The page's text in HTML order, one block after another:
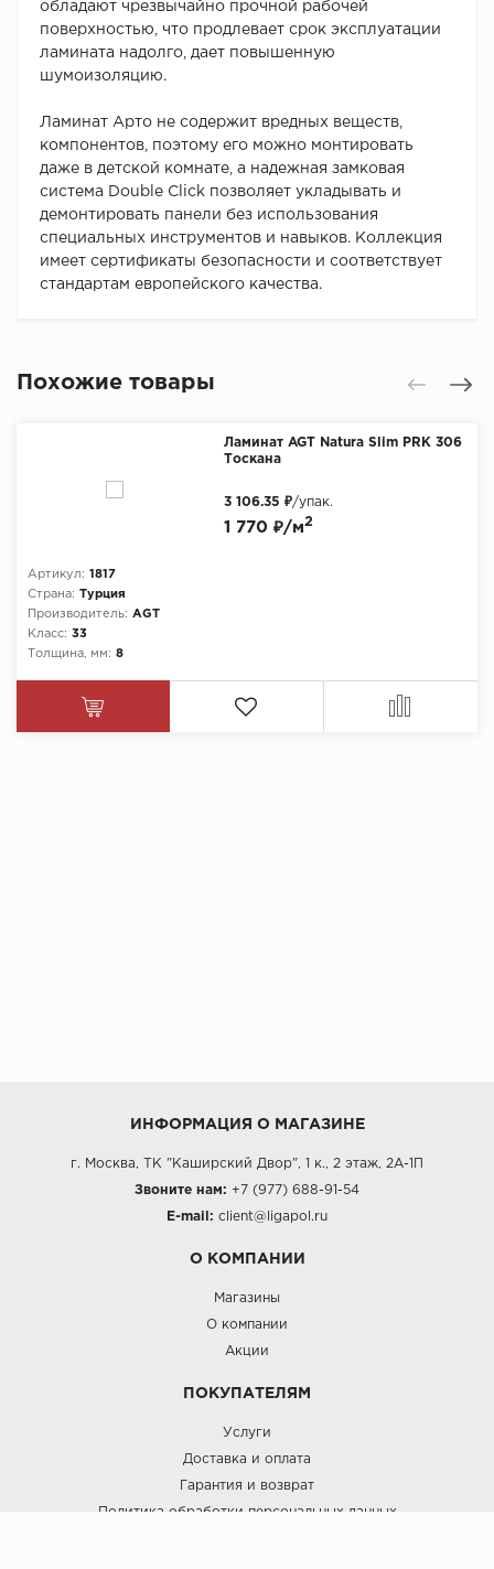
обладают чрезвычайно прочной рабочей
поверхностью, что продлевает срок эксплуатации
ламината надолго, дает повышенную
шумоизоляцию.
Ламинат Арто не содержит вредных веществ,
компонентов, поэтому его можно монтировать
даже в детской комнате, а надежная замковая
система Double Click позволяет укладывать и
демонтировать панели без использования
специальных инструментов и навыков. Коллекция
имеет сертификаты безопасности и соответствует
стандартам европейского качества.
Похожие товары
Ламинат AGT Natura Slim PRK 306
Тоскана
Артикул: 1817
Страна: Турция
Производитель: AGT
Класс: 33
Толщина, мм: 8
1 770 ₽/м2
3 106.35 ₽/упак.
ИНФОРМАЦИЯ О МАГАЗИНЕ
г. Москва, ТК "Каширский Двор", 1 к., 2 этаж, 2А-1П
Звоните нам: +7 (977) 688-91-54
E-mail: client@ligapol.ru
О КОМПАНИИ
Магазины
О компании
Акции
ПОКУПАТЕЛЯМ
Услуги
Доставка и оплата
Гарантия и возврат
Политика обработки персональных данных